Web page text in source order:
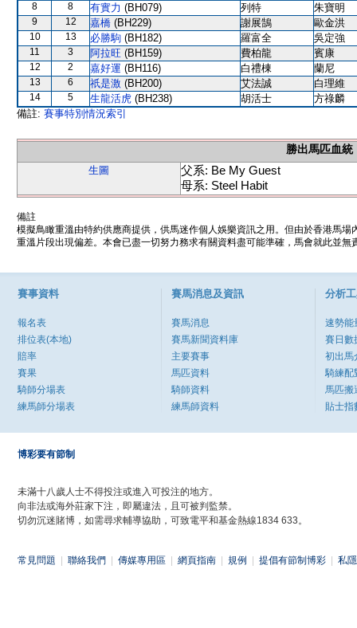
8 8 有實力 (BH079) 列特 朱寶明
9 12 嘉橋 (BH229) 謝展鵠 歐金洪
10 13 必勝駒 (BH182) 羅富全 吳定強
11 3 阿拉旺 (BH159) 費柏龍 賓康
12 2 嘉好運 (BH116) 白禮棟 蘭尼
13 6 祇是激 (BH200) 艾法誠 白理維
14 5 生龍活虎 (BH238) 胡活士
方祿麟
備註: 賽事特別情況索引
勝出馬匹血統
生圖
父系: Be My Guest
母系: Steel Habit
備註
模擬鳥瞰重溫由特約供應商提供，供馬迷作個人娛樂資訊之用。但由於香港馬
重溫片段出現偏差。本會已盡一切努力務求有關資料盡可能準確，馬會就此並
賽事資料
報名表
排位表(本地)
賠率
賽果
騎師分場表
練馬師分場表
賽馬消息及資訊
賽馬消息
賽馬新聞資料庫
主要賽事
馬匹資料
騎師資料
練馬師資料
分析
速勢能
賽日數
初出馬
騎練配
馬匹搬
貼士指
博彩要有節制
未滿十八歲人士不得投注或進入可投注的地方。
向非法或海外莊家下注，即屬違法，且可被判監禁。
切勿沉迷賭博，如需尋求輔導協助，可致電平和基金熱線1834 633。
常見問題 聯絡我們 傳媒專用區 網頁指南 規例 提倡有節制博彩 私